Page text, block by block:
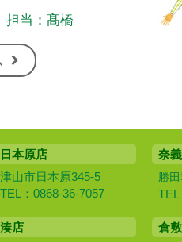
当：髙橋
日本原店
津山市日本原345-5
TEL：0868-36-7057
奈
勝
TEL
湊店
倉